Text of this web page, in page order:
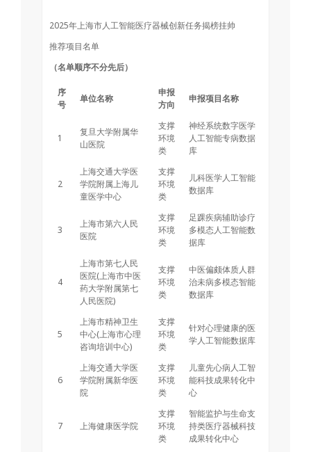
2025年上海市人工智能医疗器械创新任务揭榜挂帅
推荐项目名单
（名单顺序不分先后）
序
号
单位名称
申报
方向
申报项目名称
1
复旦大学附属华
山医院
支撑
环境
类
神经系统数字医学
人工智能专病数据
库
2
上海交通大学医
学院附属上海儿
童医学中心
支撑
环境
类
儿科医学人工智能
数据库
3
上海市第六人民
医院
支撑
环境
类
足踝疾病辅助诊疗
多模态人工智能数
据库
4
上海市第七人民
医院(上海市中医
药大学附属第七
人民医院)
支撑
环境
类
中医偏颇体质人群
治未病多模态智能
数据库
5
上海市精神卫生
中心(上海市心理
咨询培训中心)
支撑
环境
类
针对心理健康的医
学人工智能数据库
6
上海交通大学医
学院附属新华医
院
支撑
环境
类
儿童先心病人工智
能科技成果转化中
心
7 上海健康医学院
支撑
环境
类
智能监护与生命支
持类医疗器械科技
成果转化中心